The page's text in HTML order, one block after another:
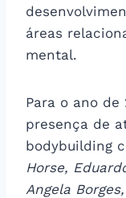
áreas
mental.
Para o ano
presença de
bodybuilding
Horse,
Angela